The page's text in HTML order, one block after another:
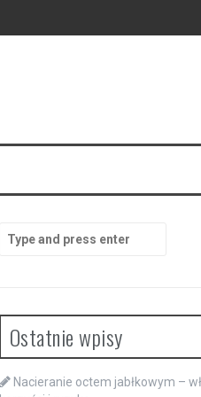
for:
Ostatnie wpisy
Nacieranie octem jabłkowym –